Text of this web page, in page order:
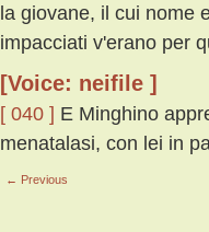
la giovane, il cui nome
impacciati v'erano per
[Voice: neifile ]
[ 040 ] E Minghino
menatalasi, con lei in
← Previous